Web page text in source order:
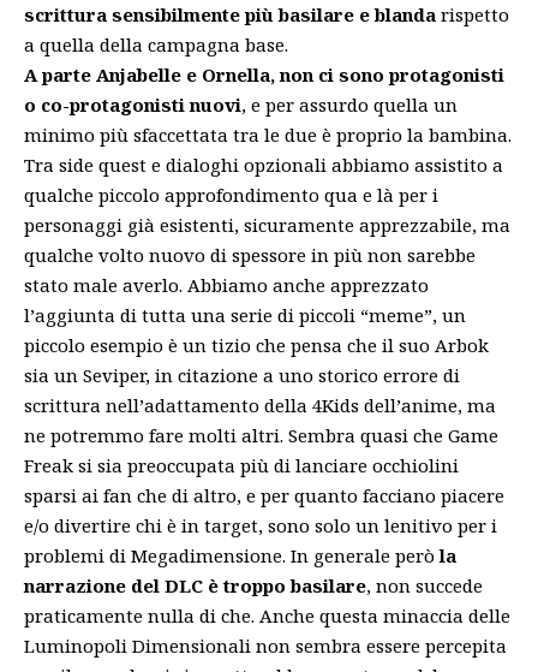
scrittura sensibilmente più basilare e blanda rispetto
a quella della campagna base.
A parte Anjabelle e Ornella, non ci sono protagonisti
o co-protagonisti nuovi, e per assurdo quella un
minimo più sfaccettata tra le due è proprio la bambina.
Tra side quest e dialoghi opzionali abbiamo assistito a
qualche piccolo approfondimento qua e là per i
personaggi già esistenti, sicuramente apprezzabile, ma
qualche volto nuovo di spessore in più non sarebbe
stato male averlo. Abbiamo anche apprezzato
l’aggiunta di tutta una serie di piccoli “meme”, un
piccolo esempio è un tizio che pensa che il suo Arbok
sia un Seviper, in citazione a uno storico errore di
scrittura nell’adattamento della 4Kids dell’anime, ma
ne potremmo fare molti altri. Sembra quasi che Game
Freak si sia preoccupata più di lanciare occhiolini
sparsi ai fan che di altro, e per quanto facciano piacere
e/o divertire chi è in target, sono solo un lenitivo per i
problemi di Megadimensione. In generale peròla
narrazione del DLC è troppo basilare, non succede
praticamente nulla di che. Anche questa minaccia delle
Luminopoli Dimensionali non sembra essere percepita